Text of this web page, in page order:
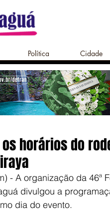
Política Cidade
horários do
- A organização da 46ª
divulgou a
dia do evento.